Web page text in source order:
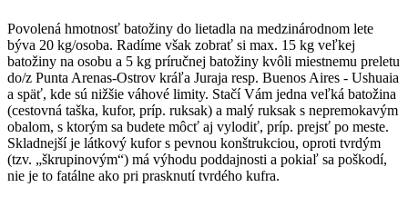
Povolená hmotnosť batožiny do lietadla na medzinárodnom lete
býva 20 kg/osoba. Radíme však zobrať si max. 15 kg veľkej
batožiny na osobu a 5 kg príručnej batožiny kvôli miestnemu preletu
do/z Punta Arenas-Ostrov kráľa Juraja resp. Buenos Aires - Ushuaia
a späť, kde sú nižšie váhové limity. Stačí Vám jedna veľká batožina
(cestovná taška, kufor, príp. ruksak) a malý ruksak s nepremokavým
obalom, s ktorým sa budete môcť aj vylodiť, príp. prejsť po meste.
Skladnejší je látkový kufor s pevnou konštrukciou, oproti tvrdým
(tzv. „škrupinovým“) má výhodu poddajnosti a pokiaľ sa poškodí,
nie je to fatálne ako pri prasknutí tvrdého kufra.